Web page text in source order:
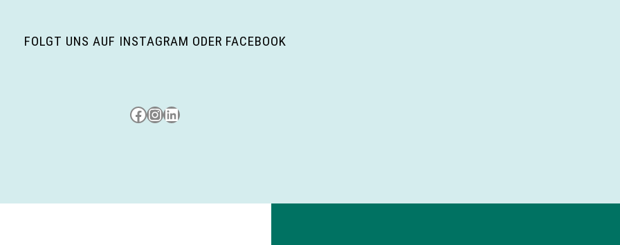
FOLGT UNS AUF INSTAGRAM ODER FACEBOOK
Besuche uns auf Facebook
Besuche uns auf Instagram
LinkedIn